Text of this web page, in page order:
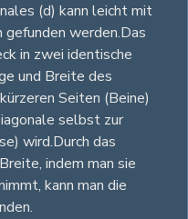
(d) kann leicht mit
werden.Das
in zwei identische
und Breite des
Seiten (Beine)
selbst zur
wird.Durch das
indem man sie
kann man die